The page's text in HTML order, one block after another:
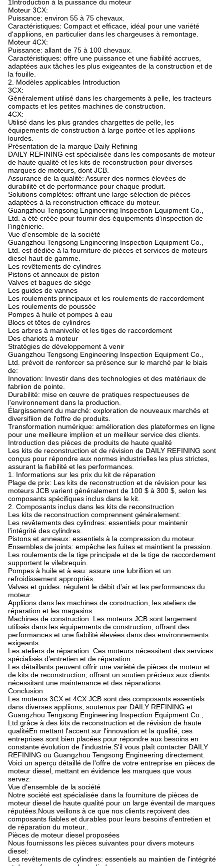
1Introduction à la puissance du moteur
Moteur 3CX:
Puissance: environ 55 à 75 chevaux.
Caractéristiques: Compact et efficace, idéal pour une variété
d'appliions, en particulier dans les chargeuses à remontage.
Moteur 4CX:
Puissance: allant de 75 à 100 chevaux.
Caractéristiques: offre une puissance et une fiabilité accrues,
adaptées aux tâches les plus exigeantes de la construction et de
la fouille.
2. Modèles applicables Introduction
3CX:
Généralement utilisé dans les chargements à pelle, les tracteurs
compacts et les petites machines de construction.
4CX:
Utilisé dans les plus grandes chargettes de pelle, les
équipements de construction à large portée et les appliions
lourdes.
Présentation de la marque Daily Refining
DAILY REFINING est spécialisée dans les composants de moteur
de haute qualité et les kits de reconstruction pour diverses
marques de moteurs, dont JCB.
Assurance de la qualité: Assurer des normes élevées de
durabilité et de performance pour chaque produit.
Solutions complètes: offrant une large sélection de pièces
adaptées à la reconstruction efficace du moteur.
Guangzhou Tengsong Engineering Inspection Equipment Co.,
Ltd. a été créée pour fournir des équipements d'inspection de
l'ingénierie.
Vue d'ensemble de la société
Guangzhou Tengsong Engineering Inspection Equipment Co.,
Ltd. est dédiée à la fourniture de pièces et services de moteurs
diesel haut de gamme.
Les revêtements de cylindres
Pistons et anneaux de piston
Valves et bagues de siège
Les guides de vannes
Les roulements principaux et les roulements de raccordement
Les roulements de poussée
Pompes à huile et pompes à eau
Blocs et têtes de cylindres
Les arbres à manivelle et les tiges de raccordement
Des chariots à moteur
Stratégies de développement à venir
Guangzhou Tengsong Engineering Inspection Equipment Co.,
Ltd. prévoit de renforcer sa présence sur le marché par le biais
de:
Innovation: Investir dans des technologies et des matériaux de
fabriion de pointe.
Durabilité: mise en œuvre de pratiques respectueuses de
l'environnement dans la production.
Élargissement du marché: exploration de nouveaux marchés et
diversifiion de l'offre de produits.
Transformation numérique: amélioration des plateformes en ligne
pour une meilleure impliion et un meilleur service des clients.
Introduction des pièces de produits de haute qualité
Les kits de reconstruction et de révision de DAILY REFINING sont
conçus pour répondre aux normes industrielles les plus strictes,
assurant la fiabilité et les performances.
1. Informations sur les prix du kit de réparation
Plage de prix: Les kits de reconstruction et de révision pour les
moteurs JCB varient généralement de 100 $ à 300 $, selon les
composants spécifiques inclus dans le kit.
2. Composants inclus dans les kits de reconstruction
Les kits de reconstruction comprennent généralement:
Les revêtements des cylindres: essentiels pour maintenir
l'intégrité des cylindres.
Pistons et anneaux: essentiels à la compression du moteur.
Ensembles de joints: empêche les fuites et maintient la pression.
Les roulements de la tige principale et de la tige de raccordement
supportent le vilebrequin.
Pompes à huile et à eau: assure une lubrifiion et un
refroidissement appropriés.
Valves et guides: régulent le débit d'air et les performances du
moteur.
Appliions dans les machines de construction, les ateliers de
réparation et les magasins
Machines de construction: Les moteurs JCB sont largement
utilisés dans les équipements de construction, offrant des
performances et une fiabilité élevées dans des environnements
exigeants.
Les ateliers de réparation: Ces moteurs nécessitent des services
spécialisés d'entretien et de réparation.
Les détaillants peuvent offrir une variété de pièces de moteur et
de kits de reconstruction, offrant un soutien précieux aux clients
nécessitant une maintenance et des réparations.
Conclusion
Les moteurs 3CX et 4CX JCB sont des composants essentiels
dans diverses appliions, soutenus par DAILY REFINING et
Guangzhou Tengsong Engineering Inspection Equipment Co.,
Ltd.grâce à des kits de reconstruction et de révision de haute
qualitéEn mettant l'accent sur l'innovation et la qualité, ces
entreprises sont bien placées pour répondre aux besoins en
constante évolution de l'industrie.S'il vous plaît contacter DAILY
REFINING ou Guangzhou Tengsong Engineering directement.
Voici un aperçu détaillé de l'offre de votre entreprise en pièces de
moteur diesel, mettant en évidence les marques que vous
servez:
Vue d'ensemble de la société
Notre société est spécialisée dans la fourniture de pièces de
moteur diesel de haute qualité pour un large éventail de marques
réputées.Nous veillons à ce que nos clients reçoivent des
composants fiables et durables pour leurs besoins d'entretien et
de réparation du moteur..
Pièces de moteur diesel proposées
Nous fournissons les pièces suivantes pour divers moteurs
diesel:
Les revêtements de cylindres: essentiels au maintien de l'intégrité